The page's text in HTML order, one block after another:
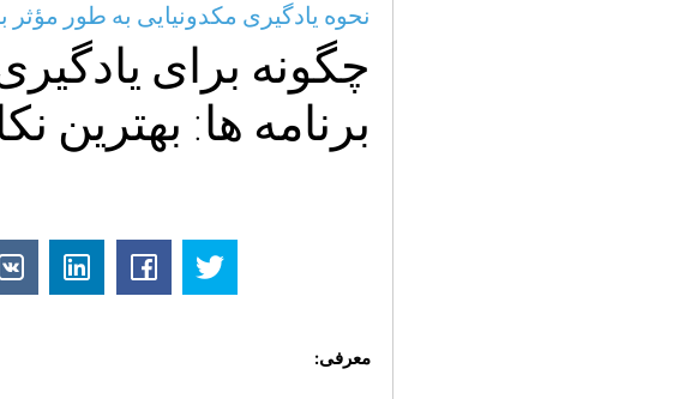
نحوه یادگیری مکدونیایی به طور مؤثر
چگونه برای
برنامه ها: بهترین
معرفی: